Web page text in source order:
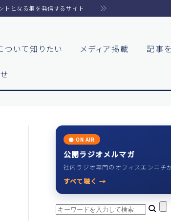
トとなる集を発信するサイト
ついて知りたい
機をまとめました
声をまとめました
ガスビジネスクリエ
メディア掲載 記事
● ON AIR
公開ラジオメルマガ
社内ラジオ専門のオフィスエンニチ
すべて聴く →